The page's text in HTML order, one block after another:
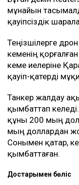
мұнайын
қауіпсіздік
Теңізшілерге
кеменің
кеме иелеріне
қауіп-қатерді
Танкер жалдау
қымбаттап келеді.
құны 200 мың
мың доллардан
Сонымен қатар,
қымбаттаған.
Достарыңмен бөліс